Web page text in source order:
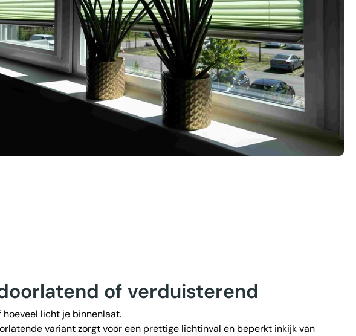
of verduisterend
hoeveel licht je binnenlaat.
variant zorgt voor een prettige lichtinval en beperkt inkijk van